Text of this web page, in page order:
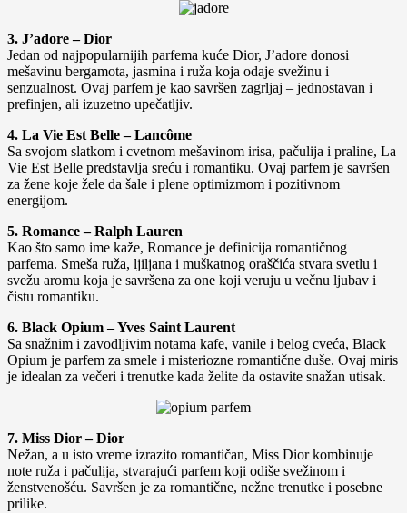
3. J’adore – Dior
Jedan od najpopularnijih parfema kuće Dior, J’adore donosi
mešavinu bergamota, jasmina i ruža koja odaje svežinu i
senzualnost. Ovaj parfem je kao savršen zagrljaj – jednostavan i
prefinjen, ali izuzetno upečatljiv.
4. La Vie Est Belle – Lancôme
Sa svojom slatkom i cvetnom mešavinom irisa, pačulija i praline, La
Vie Est Belle predstavlja sreću i romantiku. Ovaj parfem je savršen
za žene koje žele da šale i plene optimizmom i pozitivnom
energijom.
5. Romance – Ralph Lauren
Kao što samo ime kaže, Romance je definicija romantičnog
parfema. Smeša ruža, ljiljana i muškatnog oraščića stvara svetlu i
svežu aromu koja je savršena za one koji veruju u večnu ljubav i
čistu romantiku.
6. Black Opium – Yves Saint Laurent
Sa snažnim i zavodljivim notama kafe, vanile i belog cveća, Black
Opium je parfem za smele i misteriozne romantične duše. Ovaj miris
je idealan za večeri i trenutke kada želite da ostavite snažan utisak.
7. Miss Dior – Dior
Nežan, a u isto vreme izrazito romantičan, Miss Dior kombinuje
note ruža i pačulija, stvarajući parfem koji odiše svežinom i
ženstvenošću. Savršen je za romantične, nežne trenutke i posebne
prilike.